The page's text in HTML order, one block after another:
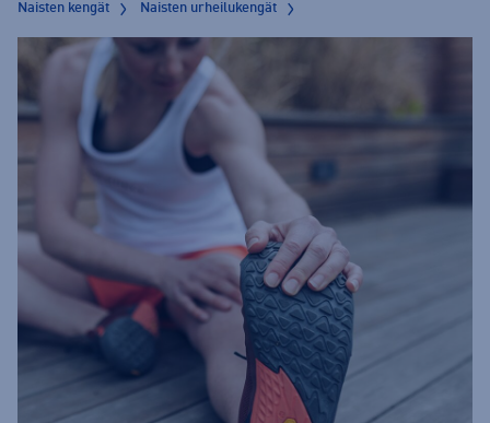
Naisten kengät Naisten urheilukengät